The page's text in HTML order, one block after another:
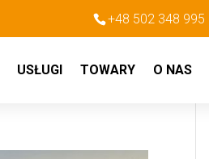
+48 502 348 995
USŁUGI TOWARY O NAS